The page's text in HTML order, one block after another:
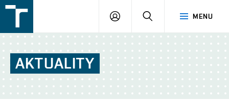
v
Brně
MENU
PŘIHLÁŠENÍ
AKTUALITY